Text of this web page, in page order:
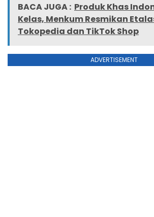
BACA JUGA : Produk Khas
Kelas, Menkum Resmikan
Tokopedia dan TikTok Shop
ADVERTISEMENT